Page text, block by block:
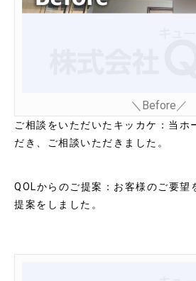
＼Before／
ご相談をいただいたキッカケ：当ホ
だき、ご相談いただきました。
QOLからのご提案：お客様のご要望
提案をしました。